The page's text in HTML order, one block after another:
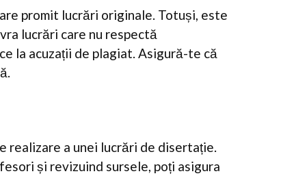
promit lucrări originale. Totuși, este
lucrări care nu respectă
la acuzații de plagiat. Asigură-te că
realizare a unei lucrări de disertație.
și revizuind sursele, poți asigura